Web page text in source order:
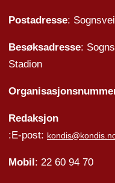
Postadresse:
Besøksadresse:
Stadion
Redaksjon
:E-post:
Mobil : 22 60 94 70